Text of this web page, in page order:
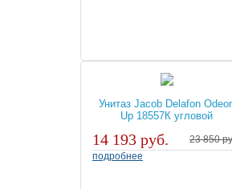
Унитаз Jacob Delafon
Up 18557К угловой
23 850
14 193 руб.
подробнее